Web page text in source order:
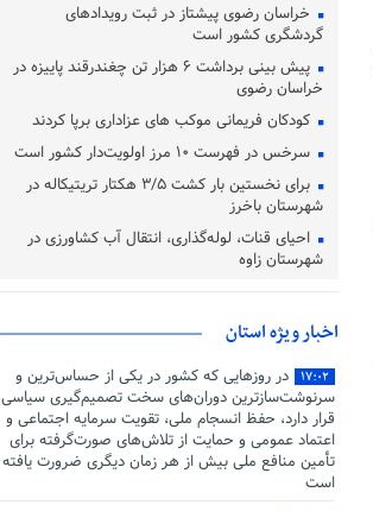
خراسان رضوی پیشتاز در ثبت رویدادهای
گردشگری کشور است
پیش‌ بینی برداشت ۶ هزار تن چغندرقند پاییزه در
خراسان رضوی
کودکان فریمانی موکب های عزاداری برپا کردند
سرخس در فهرست ۱۰ مرز اولویت‌دار کشور است
برای نخستین بار کشت ۳/۵ هکتار تریتیکاله در
شهرستان باخرز
احیای قنات، لوله‌گذاری، انتقال آب کشاورزی در
شهرستان زاوه
اخبار ویژه استان
۱۷:۰۲
در روزهایی که کشور در یکی از حساس‌ترین و
سرنوشت‌سازترین دوران‌های سخت تصمیم‌گیری سیاسی
قرار دارد، حفظ انسجام ملی، تقویت سرمایه اجتماعی و
اعتماد عمومی و حمایت از تلاش‌های صورت‌گرفته برای
تأمین منافع ملی بیش از هر زمان دیگری ضرورت یافته
است